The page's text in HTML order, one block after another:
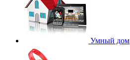
Умный дом